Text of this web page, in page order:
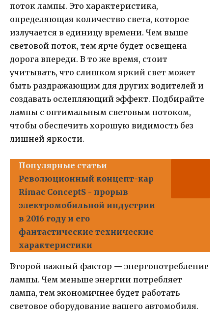
поток лампы. Это характеристика,
определяющая количество света, которое
излучается в единицу времени. Чем выше
световой поток, тем ярче будет освещена
дорога впереди. В то же время, стоит
учитывать, что слишком яркий свет может
быть раздражающим для других водителей и
создавать ослепляющий эффект. Подбирайте
лампы с оптимальным световым потоком,
чтобы обеспечить хорошую видимость без
лишней яркости.
Популярные статьи
Революционный концепт-кар
Rimac ConceptS - прорыв
электромобильной индустрии
в 2016 году и его
фантастические технические
характеристики
Второй важный фактор — энергопотребление
лампы. Чем меньше энергии потребляет
лампа, тем экономичнее будет работать
световое оборудование вашего автомобиля.